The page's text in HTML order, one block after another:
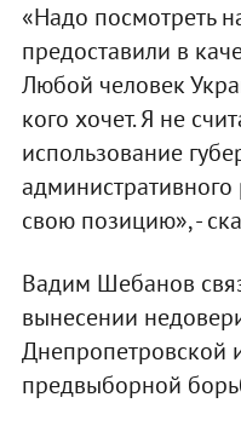
«Надо посмотреть
предоставили в
Любой человек
кого хочет. Я не
использование
административного
свою позицию», -
Вадим Шебанов
вынесении
Днепропетровской
предвыборной